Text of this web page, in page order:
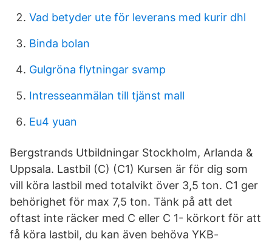
Vad betyder ute för leverans med kurir dhl
Binda bolan
Gulgröna flytningar svamp
Intresseanmälan till tjänst mall
Eu4 yuan
Bergstrands Utbildningar Stockholm, Arlanda &
Uppsala. Lastbil (C) (C1) Kursen är för dig som
vill köra lastbil med totalvikt över 3,5 ton. C1 ger
behörighet för max 7,5 ton. Tänk på att det
oftast inte räcker med C eller C 1- körkort för att
få köra lastbil, du kan även behöva YKB-